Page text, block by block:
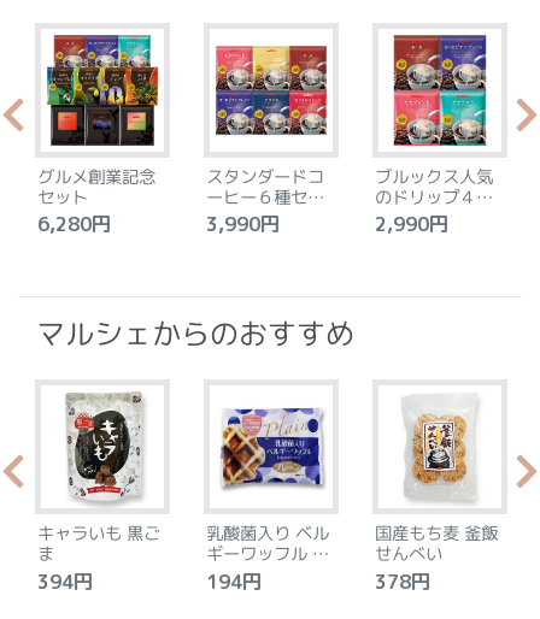
グルメ創業記念
セット
6,280円
スタンダードコ
ーヒー６種セッ
ト
3,990円
ブルックス人気
のドリップ４種
セット
2,990円
マルシェからのおすすめ
キャラいも 黒ご
ま
394円
乳酸菌入り ベル
ギーワッフル プ
レーン
194円
国産もち麦 釜飯
せんべい
378円